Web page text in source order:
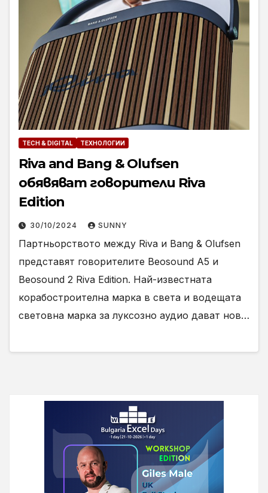
TECH & DIGITAL ТЕХНОЛОГИИ
Riva and Bang & Olufsen
обявяват говорители Riva
Edition
30/10/2024 SUNNY
Партньорството между Riva и Bang & Olufsen
представят говорителите Beosound A5 и
Beosound 2 Riva Edition. Най-известната
корабостроителна марка в света и водещата
световна марка за луксозно аудио дават нов…